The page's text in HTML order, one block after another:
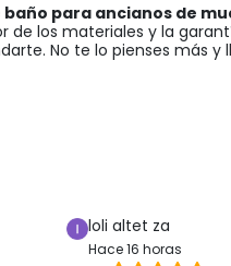
baño para ancianos de
de los materiales y la
No te lo pienses más y
loli altet za
Hace 16 horas